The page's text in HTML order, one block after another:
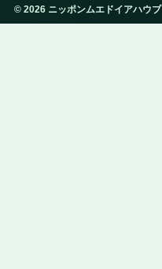
© 2026 ニッポンムエドイアハウブ